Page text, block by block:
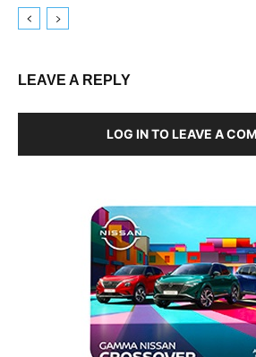
LEAVE A REPLY
LOG IN TO LEAVE A